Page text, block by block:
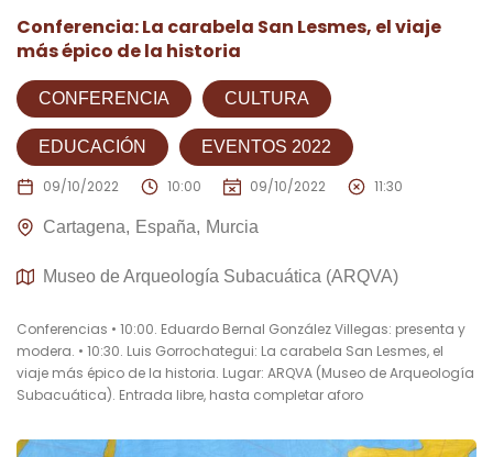
Conferencia: La carabela San Lesmes, el viaje
más épico de la historia
CONFERENCIA CULTURA
EDUCACIÓN EVENTOS 2022
09/10/2022 10:00 09/10/2022 11:30
Cartagena España Murcia
Museo de Arqueología Subacuática (ARQVA)
Conferencias • 10:00. Eduardo Bernal González Villegas: presenta y
modera. • 10:30. Luis Gorrochategui: La carabela San Lesmes, el
viaje más épico de la historia. Lugar: ARQVA (Museo de Arqueología
Subacuática). Entrada libre, hasta completar aforo